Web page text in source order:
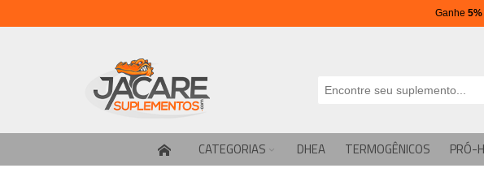
Ganhe
CATEGORIAS DHEA TERMOGÊNICOS PRÓ-